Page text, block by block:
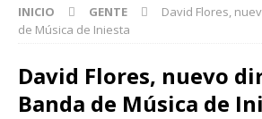
INICIO GENTE
David Flores,
de Música de Iniesta
David Flores, nuevo
Banda de Música de